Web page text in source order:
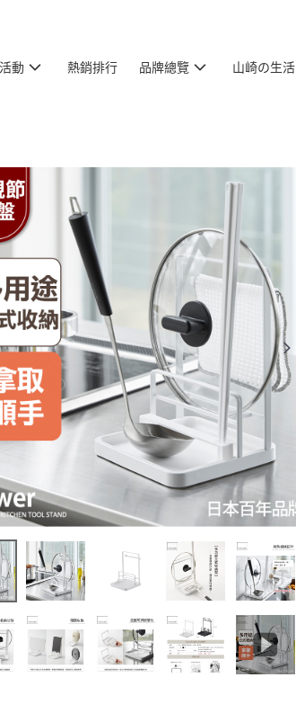
動 熱銷排行 品牌總覽 山崎の生活